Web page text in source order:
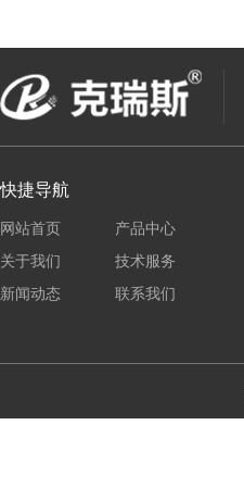
快捷导航
网站首页
产品中心
关于我们
技术服务
新闻动态
联系我们